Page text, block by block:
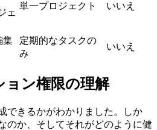
ェ
単一プロジェクト いいえ
集
定期的なタスクの
み
いいえ
ョン権限の理解
できるかがわかりました。しか
のか、そしてそれがどのように健